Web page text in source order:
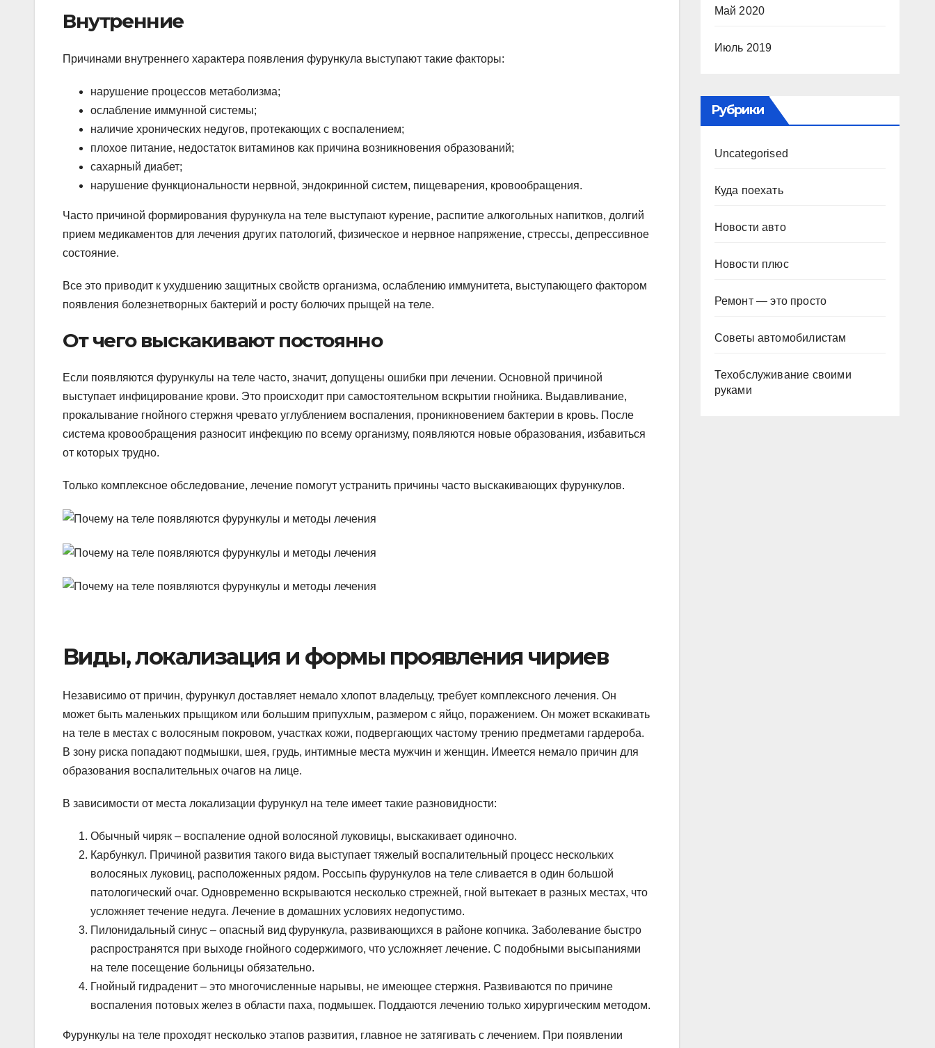
Внутренние
Причинами внутреннего характера появления фурункула выступают такие факторы:
нарушение процессов метаболизма;
ослабление иммунной системы;
наличие хронических недугов, протекающих с воспалением;
плохое питание, недостаток витаминов как причина возникновения образований;
сахарный диабет;
нарушение функциональности нервной, эндокринной систем, пищеварения, кровообращения.
Часто причиной формирования фурункула на теле выступают курение, распитие алкогольных напитков, долгий
прием медикаментов для лечения других патологий, физическое и нервное напряжение, стрессы, депрессивное
состояние.
Все это приводит к ухудшению защитных свойств организма, ослаблению иммунитета, выступающего фактором
появления болезнетворных бактерий и росту болючих прыщей на теле.
От чего выскакивают постоянно
Если появляются фурункулы на теле часто, значит, допущены ошибки при лечении. Основной причиной
выступает инфицирование крови. Это происходит при самостоятельном вскрытии гнойника. Выдавливание,
прокалывание гнойного стержня чревато углублением воспаления, проникновением бактерии в кровь. После
система кровообращения разносит инфекцию по всему организму, появляются новые образования, избавиться
от которых трудно.
Только комплексное обследование, лечение помогут устранить причины часто выскакивающих фурункулов.
Виды, локализация и формы проявления чириев
Независимо от причин, фурункул доставляет немало хлопот владельцу, требует комплексного лечения. Он
может быть маленьких прыщиком или большим припухлым, размером с яйцо, поражением. Он может вскакивать
на теле в местах с волосяным покровом, участках кожи, подвергающих частому трению предметами гардероба.
В зону риска попадают подмышки, шея, грудь, интимные места мужчин и женщин. Имеется немало причин для
образования воспалительных очагов на лице.
В зависимости от места локализации фурункул на теле имеет такие разновидности:
Обычный чиряк – воспаление одной волосяной луковицы, выскакивает одиночно.
Карбункул. Причиной развития такого вида выступает тяжелый воспалительный процесс нескольких
волосяных луковиц, расположенных рядом. Россыпь фурункулов на теле сливается в один большой
патологический очаг. Одновременно вскрываются несколько стрежней, гной вытекает в разных местах, что
усложняет течение недуга. Лечение в домашних условиях недопустимо.
Пилонидальный синус – опасный вид фурункула, развивающихся в районе копчика. Заболевание быстро
распространятся при выходе гнойного содержимого, что усложняет лечение. С подобными высыпаниями
на теле посещение больницы обязательно.
Гнойный гидраденит – это многочисленные нарывы, не имеющее стержня. Развиваются по причине
воспаления потовых желез в области паха, подмышек. Поддаются лечению только хирургическим методом.
Фурункулы на теле проходят несколько этапов развития, главное не затягивать с лечением. При появлении
Май 2020
Июль 2019
Рубрики
Uncategorised
Куда поехать
Новости авто
Новости плюс
Ремонт — это просто
Советы автомобилистам
Техобслуживание своими
руками